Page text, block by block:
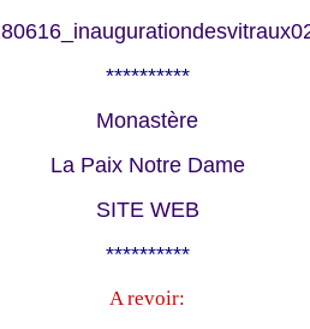
**********
Monastère
La Paix Notre Dame
SITE WEB
**********
A revoir: